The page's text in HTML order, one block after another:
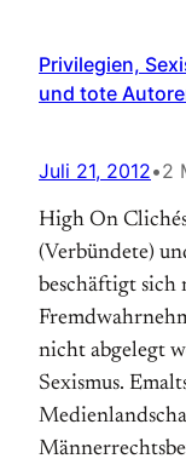
Privilegien,
und tote
Juli 21, 2012•2
High On
(Verbündete)
beschäftigt sich
nicht abgelegt
Sexismus.